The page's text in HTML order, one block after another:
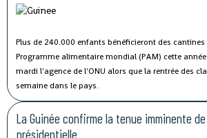
Plus de 240.000 enfants bénéficieront des
Programme alimentaire mondial (PAM) cette
mardi l'agence de l'ONU alors que la rentrée des
semaine dans le pays.
La Guinée confirme la tenue imminente de
présidentielle